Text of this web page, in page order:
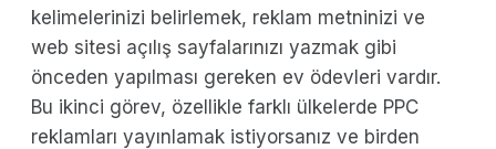
kelimelerinizi belirlemek, reklam metninizi ve
web sitesi açılış sayfalarınızı yazmak gibi
önceden yapılması gereken ev ödevleri vardır.
Bu ikinci görev, özellikle farklı ülkelerde PPC
reklamları yayınlamak istiyorsanız ve birden